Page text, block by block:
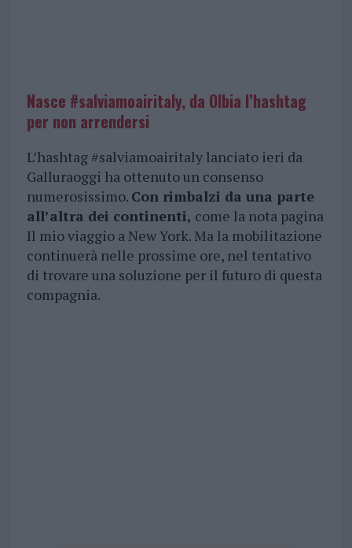
Nasce #salviamoairitaly, da Olbia l’hashtag
per non arrendersi
L’hashtag #salviamoairitaly lanciato ieri da
Galluraoggi ha ottenuto un consenso
numerosissimo. Con rimbalzi da una parte
all’altra dei continenti, come la nota pagina
Il mio viaggio a New York. Ma la mobilitazione
continuerà nelle prossime ore, nel tentativo
di trovare una soluzione per il futuro di questa
compagnia.